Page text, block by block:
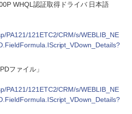
WHQL認証取得ドライバ 日本語
PA121/121ETC2/CRM/s/WEBLIB_NE
ファイル」
PA121/121ETC2/CRM/s/WEBLIB_NE